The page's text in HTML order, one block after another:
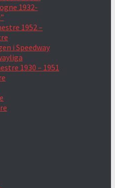
1932-
1952 –
i Speedway
1930 – 1951